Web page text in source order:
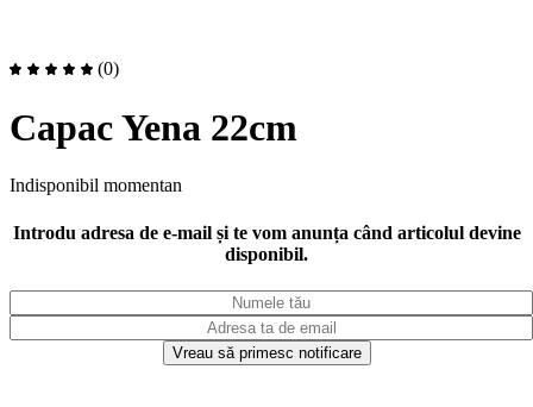
(0)
Capac Yena 22cm
Indisponibil momentan
Introdu adresa de e-mail și te vom anunța când articolul devine
disponibil.
Vreau să primesc notificare